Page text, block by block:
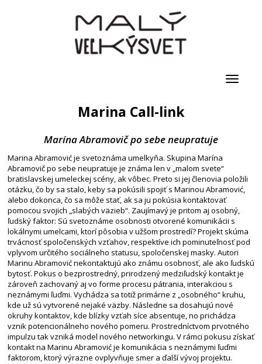
Toggle
Marina Call-link
Marína Abramovič po sebe neupratuje
Marina Abramović je svetoznáma umelkyňa. Skupina Marína
Abramovič po sebe neupratuje je známa len v „malom svete“
bratislavskej umeleckej scény, ak vôbec. Preto si jej členovia položili
otázku, čo by sa stalo, keby sa pokúsili spojiť s Marinou Abramović,
alebo dokonca, čo sa môže stať, ak sa ju pokúsia kontaktovať
pomocou svojich „slabých väzieb“. Zaujímavý je pritom aj osobný,
ľudský faktor: Sú svetoznáme osobnosti otvorené komunikácii s
lokálnymi umelcami, ktorí pôsobia v užšom prostredí? Projekt skúma
trvácnosť spoločenských vzťahov, respektíve ich pominuteľnosť pod
vplyvom určitého sociálneho statusu, spoločenskej masky. Autori
Marinu Abramović nekontaktujú ako známu osobnosť, ale ako ľudskú
bytosť. Pokus o bezprostredný, prirodzený medziľudský kontakt je
zároveň zachovaný aj vo forme procesu pátrania, interakciou s
neznámymi ľuďmi. Vychádza sa totiž primárne z „osobného“ kruhu,
kde už sú vytvorené nejaké väzby. Následne sa dosahujú nové
okruhy kontaktov, kde blízky vzťah síce absentuje, no prichádza
vznik potencionálneho nového pomeru. Prostredníctvom prvotného
impulzu tak vzniká model nového networkingu. V rámci pokusu získať
kontakt na Marinu Abramović je komunikácia s neznámymi ľuďmi
faktorom, ktorý výrazne ovplyvňuje smer a ďalší vývoj projektu.